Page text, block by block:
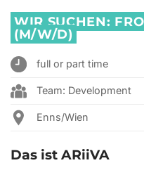
WIR SUCHEN:
(M/W/D)
full or part time
Team: Development
Enns/Wien
Das ist ARiiVA